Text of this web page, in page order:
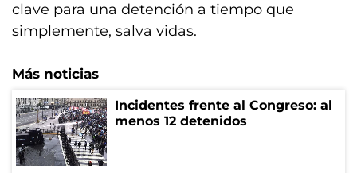
clave para una detención a tiempo que
simplemente, salva vidas.
Más noticias
Incidentes frente al Congreso: al
menos 12 detenidos